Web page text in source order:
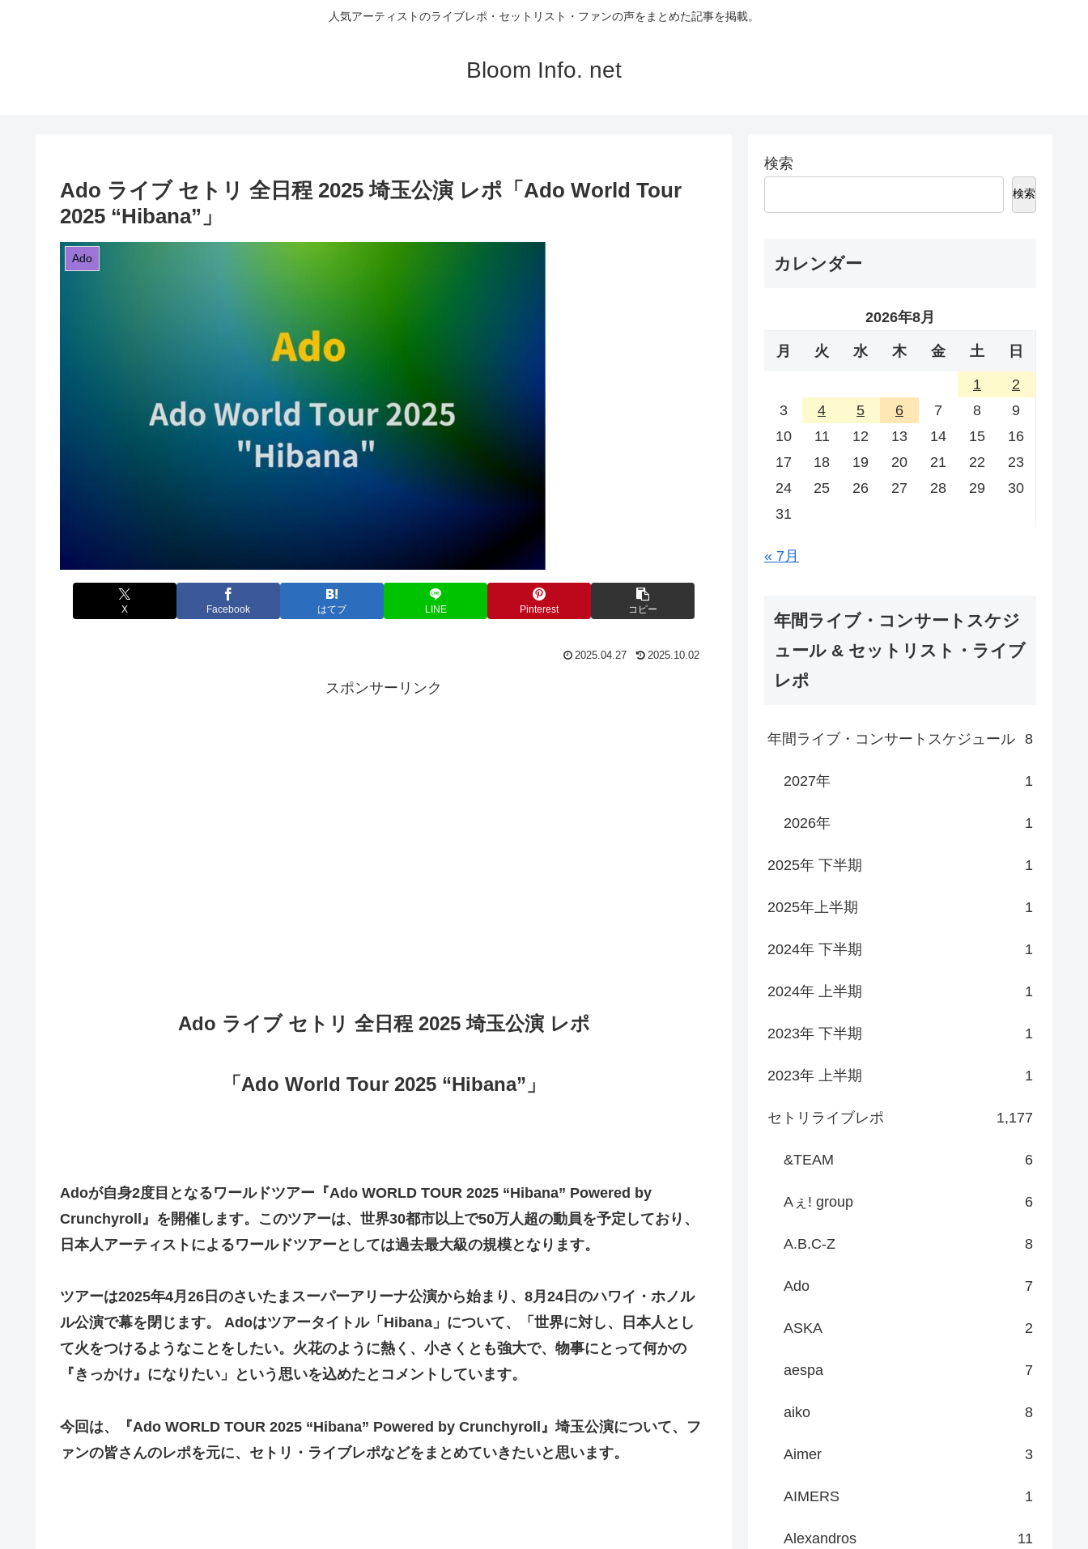
人気アーティストのライブレポ・セットリスト・ファンの声をまとめた記事を掲載。
Bloom Info. net
Ado ライブ セトリ 全日程 2025 埼玉公演 レポ「Ado World Tour
2025 “Hibana”」
Ado
X Facebook はてブ LINE Pinterest コピー
2025.04.27 2025.10.02
スポンサーリンク
Ado ライブ セトリ 全日程 2025 埼玉公演 レポ
「Ado World Tour 2025 “Hibana”」
Adoが自身2度目となるワールドツアー『Ado WORLD TOUR 2025 “Hibana” Powered by
Crunchyroll』を開催します。​このツアーは、世界30都市以上で50万人超の動員を予定しており、
日本人アーティストによるワールドツアーとしては過去最大級の規模となります。 ​
ツアーは2025年4月26日のさいたまスーパーアリーナ公演から始まり、8月24日のハワイ・ホノル
ル公演で幕を閉じます。 ​Adoはツアータイトル「Hibana」について、「世界に対し、日本人とし
て火をつけるようなことをしたい。火花のように熱く、小さくとも強大で、物事にとって何かの
『きっかけ』になりたい」という思いを込めたとコメントしています。
今回は、『Ado WORLD TOUR 2025 “Hibana” Powered by Crunchyroll』埼玉公演について、フ
ァンの皆さんのレポを元に、セトリ・ライブレポなどをまとめていきたいと思います。
検索
検索
カレンダー
2026年8月
月 火 水 木 金 土 日
1
2
3
4 5 6 7 8
9
10
11 12 13 14 15
16
17
18 19 20 21 22
23
24
25 26 27 28 29
30
31
« 7月
年間ライブ・コンサートスケジ
ュール & セットリスト・ライブ
レポ
年間ライブ・コンサートスケジュール 8
2027年 1
2026年 1
2025年 下半期 1
2025年上半期 1
2024年 下半期 1
2024年 上半期 1
2023年 下半期 1
2023年 上半期 1
セトリライブレポ 1,177
&TEAM 6
Aぇ! group 6
A.B.C-Z 8
Ado 7
ASKA 2
aespa 7
aiko 8
Aimer 3
AIMERS 1
Alexandros 11